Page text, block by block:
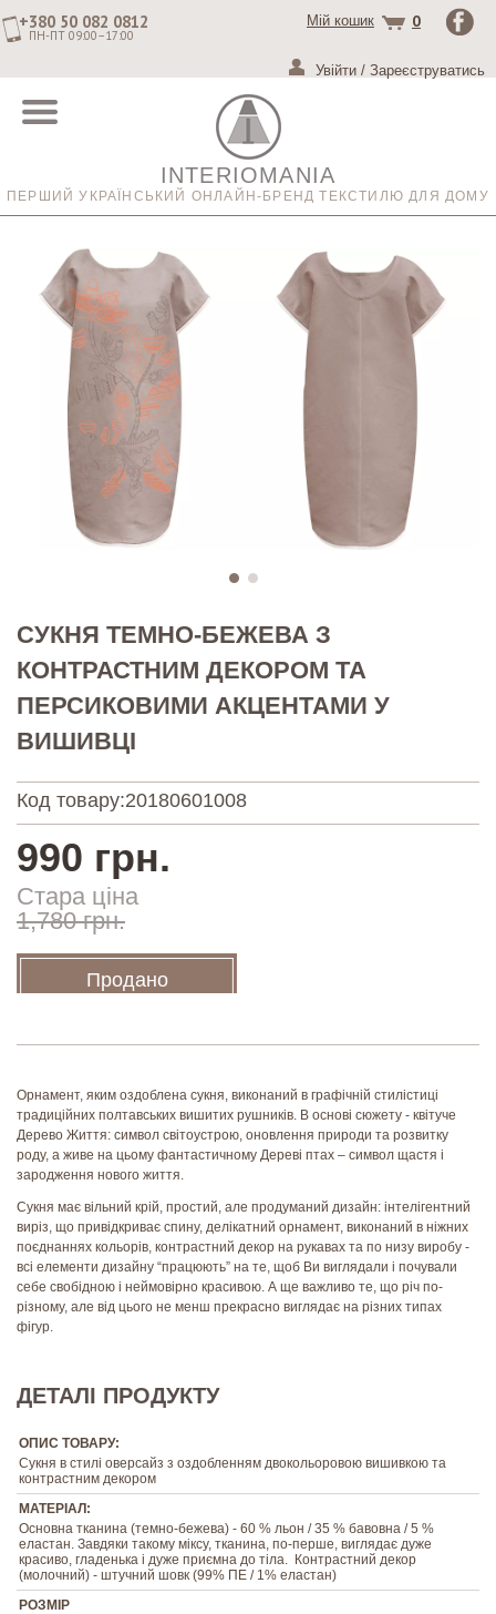
+380 50 082 0812
ПН-ПТ 09:00–17:00
Мій кошик 0
Увійти / Зареєструватись
INTERIOMANIA
ПЕРШИЙ УКРАЇНСЬКИЙ ОНЛАЙН-БРЕНД ТЕКСТИЛЮ ДЛЯ ДОМУ
СУКНЯ ТЕМНО-БЕЖЕВА З
КОНТРАСТНИМ ДЕКОРОМ ТА
ПЕРСИКОВИМИ АКЦЕНТАМИ У
ВИШИВЦІ
Код товару:20180601008
990 грн.
Стара ціна
1,780 грн.
Продано
Орнамент, яким оздоблена сукня, виконаний в графічній стилістиці
традиційних полтавських вишитих рушників. В основі сюжету - квітуче
Дерево Життя: символ світоустрою, оновлення природи та розвитку
роду, а живе на цьому фантастичному Дереві птах – символ щастя і
зародження нового життя.
Сукня має вільний крій, простий, але продуманий дизайн: інтелігентний
виріз, що привідкриває спину, делікатний орнамент, виконаний в ніжних
поєднаннях кольорів, контрастний декор на рукавах та по низу виробу -
всі елементи дизайну “працюють” на те, щоб Ви виглядали і почували
себе свобідною і неймовірно красивою. А ще важливо те, що річ по-
різному, але від цього не менш прекрасно виглядає на різних типах
фігур.
ДЕТАЛІ ПРОДУКТУ
ОПИС ТОВАРУ:
Сукня в стилі оверсайз з оздобленням двокольоровою вишивкою та
контрастним декором
МАТЕРІАЛ:
Основна тканина (темно-бежева) - 60 % льон / 35 % бавовна / 5 %
еластан. Завдяки такому міксу, тканина, по-перше, виглядає дуже
красиво, гладенька і дуже приємна до тіла. Контрастний декор
(молочний) - штучний шовк (99% ПЕ / 1% еластан)
РОЗМІР